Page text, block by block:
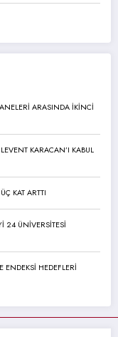
ARASINDA İKİNCİ
KARACAN’I KABUL
KAT ARTTI
24 ÜNİVERSİTESİ
ENDEKSİ HEDEFLERİ